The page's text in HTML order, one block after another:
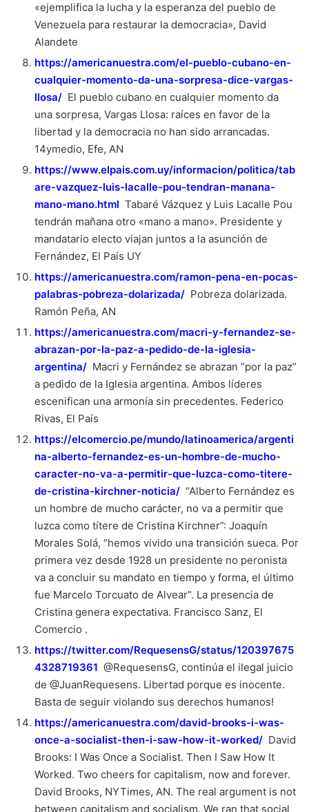
«ejemplifica la lucha y la esperanza del pueblo de
Venezuela para restaurar la democracia», David
Alandete
https://americanuestra.com/el-pueblo-cubano-en-
cualquier-momento-da-una-sorpresa-dice-vargas-
llosa/ El pueblo cubano en cualquier momento da
una sorpresa, Vargas Llosa: raíces en favor de la
libertad y la democracia no han sido arrancadas.
14ymedio, Efe, AN
https://www.elpais.com.uy/informacion/politica/tab
are-vazquez-luis-lacalle-pou-tendran-manana-
mano-mano.html Tabaré Vázquez y Luis Lacalle Pou
tendrán mañana otro «mano a mano». Presidente y
mandatario electo viajan juntos a la asunción de
Fernández, El País UY
https://americanuestra.com/ramon-pena-en-pocas-
palabras-pobreza-dolarizada/ Pobreza dolarizada.
Ramón Peña, AN
https://americanuestra.com/macri-y-fernandez-se-
abrazan-por-la-paz-a-pedido-de-la-iglesia-
argentina/ Macri y Fernández se abrazan “por la paz”
a pedido de la Iglesia argentina. Ambos líderes
escenifican una armonía sin precedentes. Federico
Rivas, El País
https://elcomercio.pe/mundo/latinoamerica/argenti
na-alberto-fernandez-es-un-hombre-de-mucho-
caracter-no-va-a-permitir-que-luzca-como-titere-
de-cristina-kirchner-noticia/ “Alberto Fernández es
un hombre de mucho carácter, no va a permitir que
luzca como títere de Cristina Kirchner”: Joaquín
Morales Solá, “hemos vivido una transición sueca. Por
primera vez desde 1928 un presidente no peronista
va a concluir su mandato en tiempo y forma, el último
fue Marcelo Torcuato de Alvear”. La presencia de
Cristina genera expectativa. Francisco Sanz, El
Comercio .
https://twitter.com/RequesensG/status/120397675
4328719361 @RequesensG, continúa el ilegal juicio
de @JuanRequesens. Libertad porque es inocente.
Basta de seguir violando sus derechos humanos!
https://americanuestra.com/david-brooks-i-was-
once-a-socialist-then-i-saw-how-it-worked/ David
Brooks: I Was Once a Socialist. Then I Saw How It
Worked. Two cheers for capitalism, now and forever.
David Brooks, NYTimes, AN. The real argument is not
between capitalism and socialism. We ran that social